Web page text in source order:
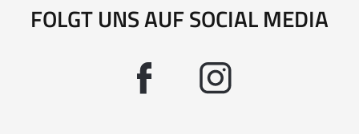
FOLGT UNS AUF SOCIAL MEDIA